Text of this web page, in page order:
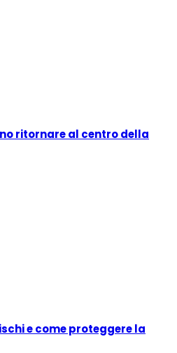
ritornare al centro della
e come proteggere la